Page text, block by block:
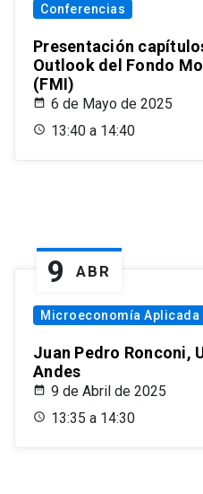
Conferencias
Presentación
Outlook del Fondo
(FMI)
6 de Mayo de 2025
13:40 a 14:40
9 ABR
Microeconomía Aplicada
Juan Pedro Ronconi,
Andes
9 de Abril de 2025
13:35 a 14:30